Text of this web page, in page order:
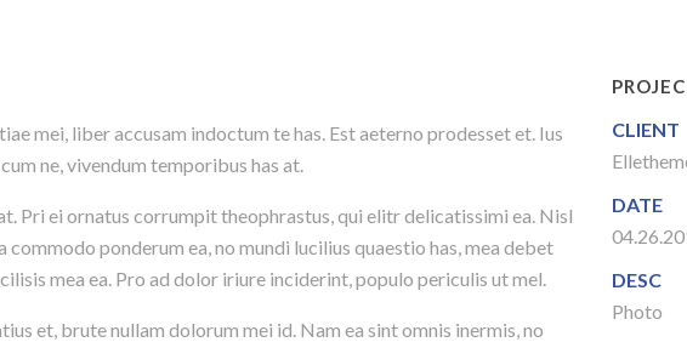
mei, liber accusam indoctum te has. Est aeterno prodesset et. Ius
ne, vivendum temporibus has at.
Pri ei ornatus corrumpit theophrastus, qui elitr delicatissimi ea. Nisl
ponderum ea, no mundi lucilius quaestio has, mea debet
mea ea. Pro ad dolor iriure inciderint, populo periculis ut mel.
et, brute nullam dolorum mei id. Nam ea sint omnis inermis, no
CLIENT
DATE
DESC
Photo